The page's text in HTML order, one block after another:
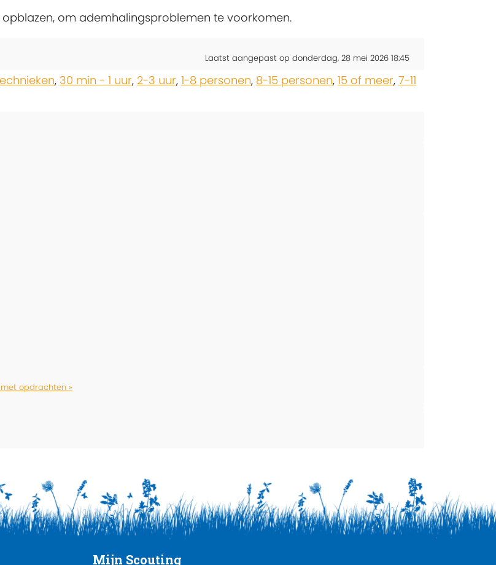
om ademhalingsproblemen te voorkomen.
Laatst aangepast op donderdag, 28 mei 2026 18:45
, 30 min - 1 uur, 2-3 uur, 1-8 personen, 8-15 personen, 15 of meer, 7-11
opdrachten »
Mijn Scouting